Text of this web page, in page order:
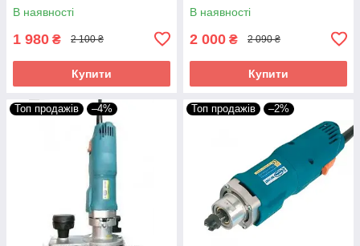
В наявності
1 980 ₴ 2 100 ₴
Купити
В наявності
2 000 ₴ 2 090 ₴
Купити
Топ продажів –4% Топ продажів –2%